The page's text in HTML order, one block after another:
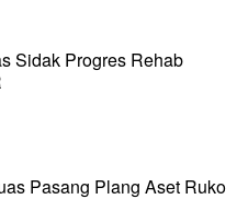
Sidak Progres Rehab
Pasang Plang Aset Ruko